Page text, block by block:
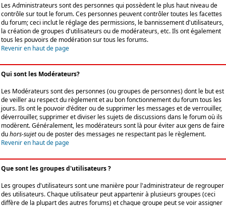
Les Administrateurs sont des personnes qui possèdent le plus haut niveau de
contrôle sur tout le forum. Ces personnes peuvent contrôler toutes les facettes
du forum; ceci inclut le réglage des permissions, le bannissement d'utilisateurs,
la création de groupes d'utilisateurs ou de modérateurs, etc. Ils ont également
tous les pouvoirs de modération sur tous les forums.
Revenir en haut de page
Qui sont les Modérateurs?
Les Modérateurs sont des personnes (ou groupes de personnes) dont le but est
de veiller au respect du règlement et au bon fonctionnement du forum tous les
jours. Ils ont le pouvoir d'éditer ou de supprimer les messages et de verrouiller,
déverrouiller, supprimer et diviser les sujets de discussions dans le forum où ils
modèrent. Généralement, les modérateurs sont là pour éviter aux gens de faire
duhors-sujetou de poster des messages ne respectant pas le règlement.
Revenir en haut de page
Que sont les groupes d'utilisateurs ?
Les groupes d'utilisateurs sont une manière pour l'administrateur de regrouper
des utilisateurs. Chaque utilisateur peut appartenir à plusieurs groupes (ceci
diffère de la plupart des autres forums) et chaque groupe peut se voir assigner